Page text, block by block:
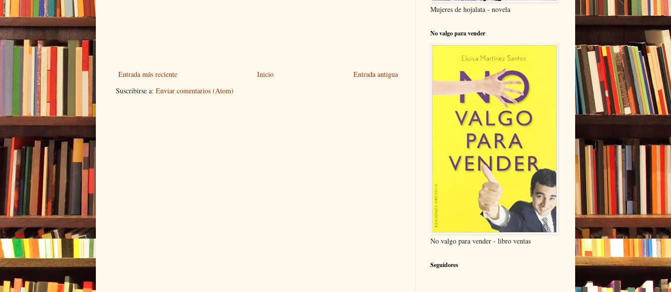
Entrada más reciente Entrada antigua
Inicio
Suscribirse a: Enviar comentarios (Atom)
Mujeres de hojalata - novela
No valgo para vender
No valgo para vender - libro ventas
Seguidores